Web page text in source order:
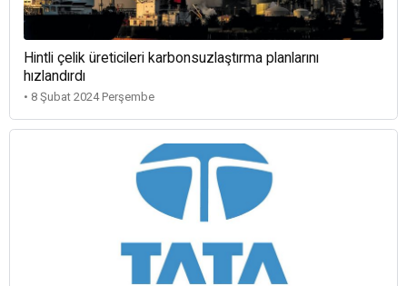
Hintli çelik üreticileri karbonsuzlaştırma planlarını
hızlandırdı
• 8 Şubat 2024 Perşembe